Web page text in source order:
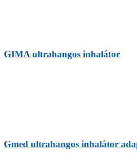
GIMA ultrahangos inhalátor
Gmed ultrahangos inhalátor